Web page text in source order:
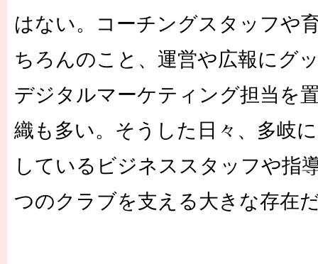
はない。コーチングスタッフや
ちろんのこと、運営や広報にグ
デジタルマーケティング担当を
織も多い。そうした日々、多岐
しているビジネススタッフや指
つのクラブを支える大きな存在